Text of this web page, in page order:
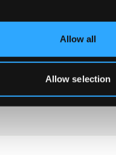
Allow all
Allow selection